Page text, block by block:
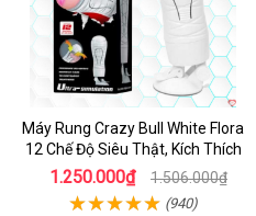
Máy Rung Crazy Bull White Flora
12 Chế Độ Siêu Thật, Kích Thích
1.250.000₫ 1.506.000₫
(940)